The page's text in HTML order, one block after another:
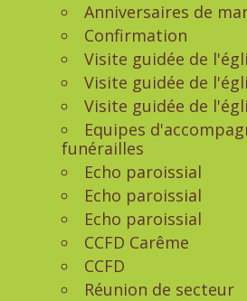
Anniversaires de
Confirmation
Visite guidée de
Visite guidée de
Visite guidée de
Equipes
funérailles
Echo paroissial
Echo paroissial
Echo paroissial
CCFD Carême
CCFD
Réunion de secteur